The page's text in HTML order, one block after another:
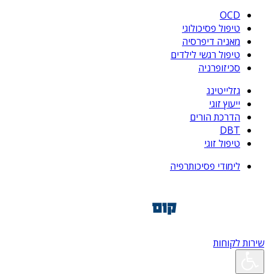
OCD
טיפול פסיכולוגי
מאניה דיפרסיה
טיפול רגשי לילדים
סכיזופרניה
גזלייטינג
ייעוץ זוגי
הדרכת הורים
DBT
טיפול זוגי
לימודי פסיכותרפיה
שירות לקוחות